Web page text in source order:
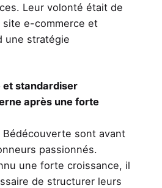
Leur volonté était de
e-commerce et
une stratégie
et standardiser
après une forte
Bédécouverte sont avant
passionnés.
une forte croissance, il
de structurer leurs